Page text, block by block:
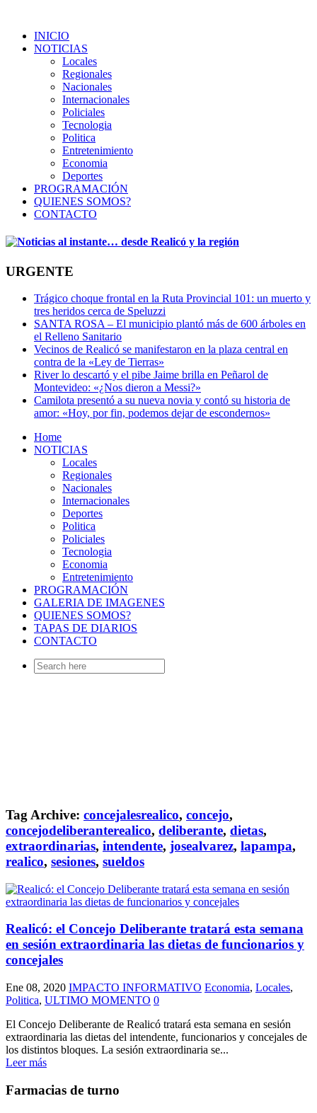
INICIO
NOTICIAS
Locales
Regionales
Nacionales
Internacionales
Policiales
Tecnologia
Politica
Entretenimiento
Economia
Deportes
PROGRAMACIÓN
QUIENES SOMOS?
CONTACTO
URGENTE
Trágico choque frontal en la Ruta Provincial 101: un muerto y
tres heridos cerca de Speluzzi
SANTA ROSA – El municipio plantó más de 600 árboles en
el Relleno Sanitario
Vecinos de Realicó se manifestaron en la plaza central en
contra de la «Ley de Tierras»
River lo descartó y el pibe Jaime brilla en Peñarol de
Montevideo: «¿Nos dieron a Messi?»
Camilota presentó a su nueva novia y contó su historia de
amor: «Hoy, por fin, podemos dejar de escondernos»
Home
NOTICIAS
Locales
Regionales
Nacionales
Internacionales
Deportes
Politica
Policiales
Tecnologia
Economia
Entretenimiento
PROGRAMACIÓN
GALERIA DE IMAGENES
QUIENES SOMOS?
TAPAS DE DIARIOS
CONTACTO
Search
for:
Tag Archive: concejalesrealico, concejo,
concejodeliberanterealico, deliberante, dietas,
extraordinarias, intendente, josealvarez, lapampa,
realico, sesiones, sueldos
Realicó: el Concejo Deliberante tratará esta semana
en sesión extraordinaria las dietas de funcionarios y
concejales
Ene 08, 2020 IMPACTO INFORMATIVO Economia, Locales,
Politica, ULTIMO MOMENTO 0
El Concejo Deliberante de Realicó tratará esta semana en sesión
extraordinaria las dietas del intendente, funcionarios y concejales de
los distintos bloques. La sesión extraordinaria se...
Leer más
Farmacias de turno